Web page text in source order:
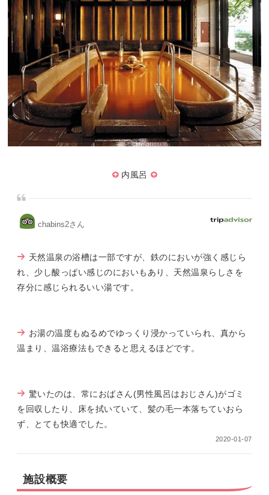
内風呂
chabins2さん
天然温泉の浴槽は一部ですが、鉄のにおいが強く感じら
れ、少し酸っぱい感じのにおいもあり、天然温泉らしさを
存分に感じられるいい湯です。
お湯の温度もぬるめでゆっくり浸かっていられ、真から
温まり、温浴療法もできると思えるほどです。
驚いたのは、常におばさん(男性風呂はおじさん)がゴミ
を回収したり、床を拭いていて、髪の毛一本落ちていおら
ず、とても快適でした。
2020-01-07
施設概要